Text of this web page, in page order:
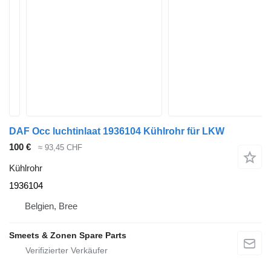
DAF Occ luchtinlaat 1936104 Kühlrohr für LKW
100 €
≈ 93,45 CHF
Kühlrohr
1936104
Belgien, Bree
Smeets & Zonen Spare Parts